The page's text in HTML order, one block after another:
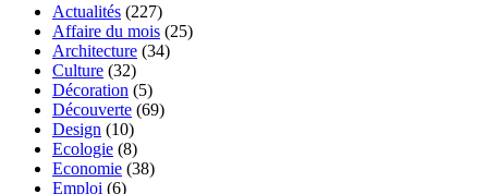
Actualités (227)
Affaire du mois (25)
Architecture (34)
Culture (32)
Décoration (5)
Découverte (69)
Design (10)
Ecologie (8)
Economie (38)
Emploi (6)